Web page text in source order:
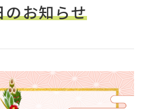
のお知らせ